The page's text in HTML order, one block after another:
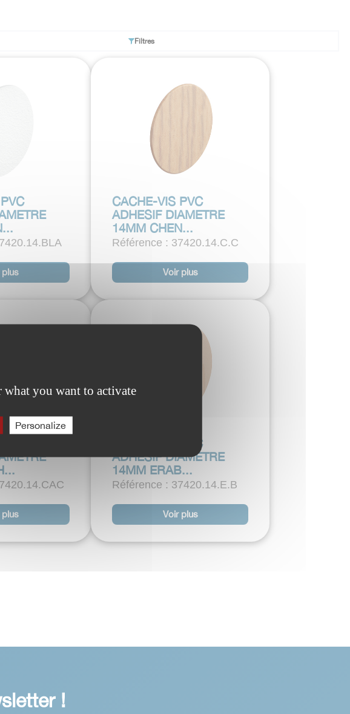
Filtres
plus
CACHE-VIS PVC
ADHESIF DIAMETRE
14MM CHEN...
Référence : 37420.14.C.C
Voir plus
plus
CACHE-VIS PVC
ADHESIF DIAMETRE
14MM ERAB...
Référence : 37420.14.E.B
Voir plus
!
what you want to activate
Personalize